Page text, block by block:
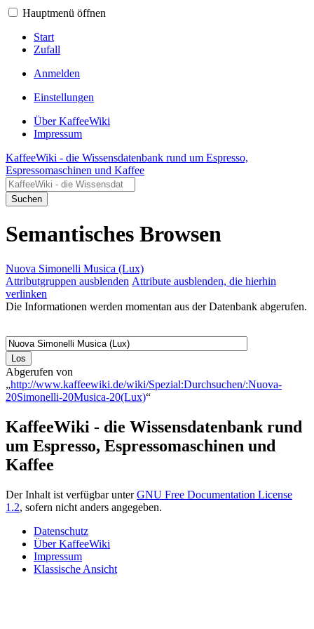
Hauptmenü öffnen
Start
Zufall
Anmelden
Einstellungen
Über KaffeeWiki
Impressum
KaffeeWiki - die Wissensdatenbank rund um Espresso,
Espressomaschinen und Kaffee
Suchen
Semantisches Browsen
Nuova Simonelli Musica (Lux)
Attributgruppen ausblenden Attribute ausblenden, die hierhin
verlinken
Die Informationen werden momentan aus der Datenbank abgerufen.
Abgerufen von
„http://www.kaffeewiki.de/wiki/Spezial:Durchsuchen/:Nuova-
20Simonelli-20Musica-20(Lux)“
KaffeeWiki - die Wissensdatenbank rund
um Espresso, Espressomaschinen und
Kaffee
Der Inhalt ist verfügbar unterGNU Free Documentation License
1.2, sofern nicht anders angegeben.
Datenschutz
Über KaffeeWiki
Impressum
Klassische Ansicht